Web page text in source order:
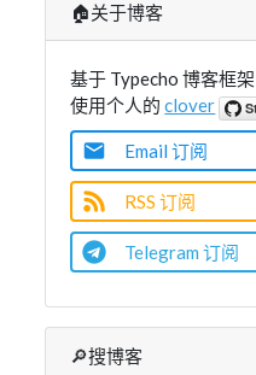
🏠关于博客
基于 Typecho 博客框架
使用个人的clover
Email 订阅
RSS 订阅
Telegram 订阅
🔎搜博客